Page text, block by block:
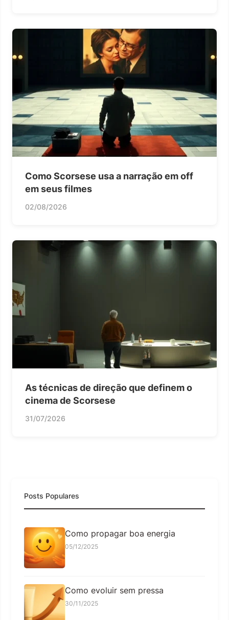
Como Scorsese usa a narração em off
em seus filmes
02/08/2026
As técnicas de direção que definem o
cinema de Scorsese
31/07/2026
Posts Populares
Como propagar boa energia
05/12/2025
Como evoluir sem pressa
30/11/2025